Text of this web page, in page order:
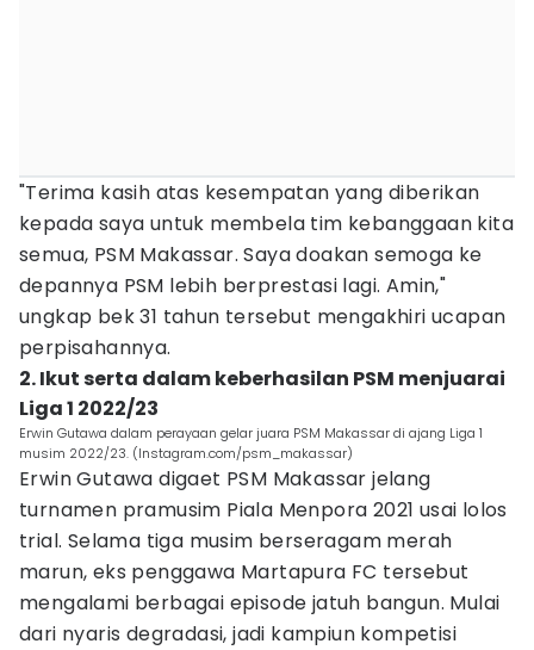
"Terima kasih atas kesempatan yang diberikan
kepada saya untuk membela tim kebanggaan kita
semua, PSM Makassar. Saya doakan semoga ke
depannya PSM lebih berprestasi lagi. Amin,"
ungkap bek 31 tahun tersebut mengakhiri ucapan
perpisahannya.
2. Ikut serta dalam keberhasilan PSM menjuarai
Liga 1 2022/23
Erwin Gutawa dalam perayaan gelar juara PSM Makassar di ajang Liga 1
musim 2022/23. (Instagram.com/psm_makassar)
Erwin Gutawa digaet PSM Makassar jelang
turnamen pramusim Piala Menpora 2021 usai lolos
trial. Selama tiga musim berseragam merah
marun, eks penggawa Martapura FC tersebut
mengalami berbagai episode jatuh bangun. Mulai
dari nyaris degradasi, jadi kampiun kompetisi